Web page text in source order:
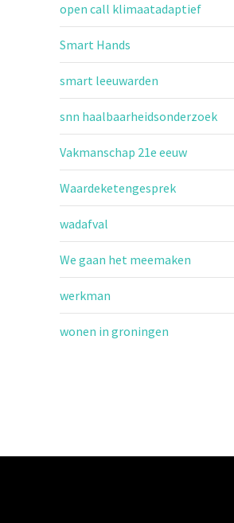
open call klimaatadaptief
Smart Hands
smart leeuwarden
snn haalbaarheidsonderzoek
Vakmanschap 21e eeuw
Waardeketengesprek
wadafval
We gaan het meemaken
werkman
wonen in groningen